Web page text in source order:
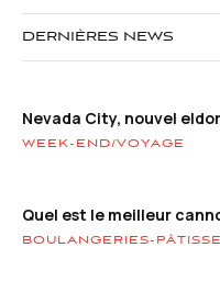
DERNIÈRES NEWS
Nevada City, nouvel
WEEK-END/VOYAGE
Quel est le meilleur
BOULANGERIES-